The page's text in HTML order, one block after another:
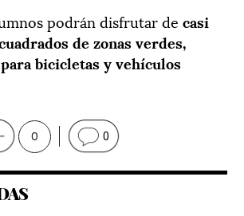
podrán disfrutar de casi
de zonas verdes,
bicicletas y vehículos
0 0